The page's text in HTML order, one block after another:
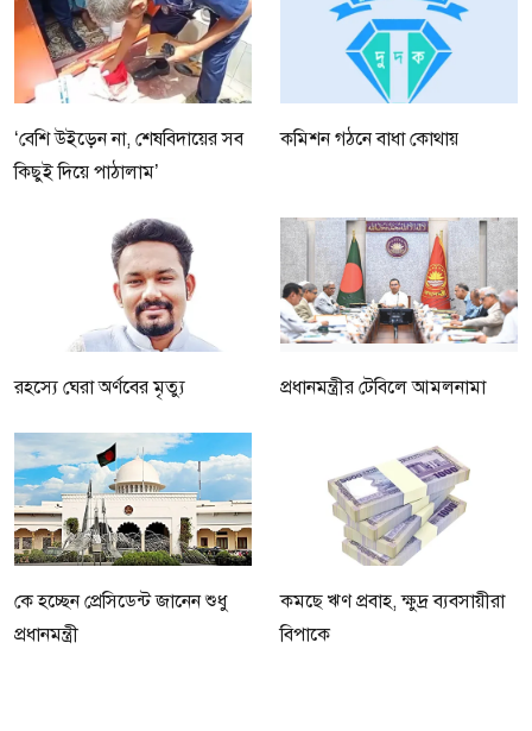
‘বেশি উইড়েন না, শেষবিদায়ের সব
কিছুই দিয়ে পাঠালাম’
কমিশন গঠনে বাধা কোথায়
রহস্যে ঘেরা অর্ণবের মৃত্যু প্রধানমন্ত্রীর টেবিলে আমলনামা
কে হচ্ছেন প্রেসিডেন্ট জানেন শুধু
প্রধানমন্ত্রী
কমছে ঋণ প্রবাহ, ক্ষুদ্র ব্যবসায়ীরা
বিপাকে